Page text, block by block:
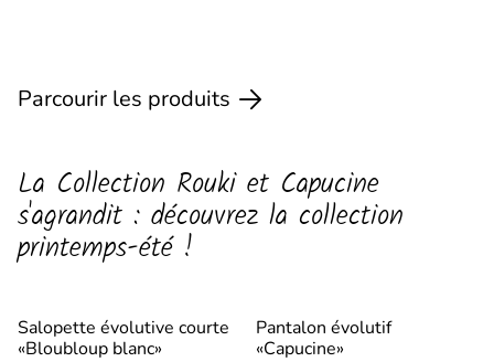
Parcourir les produits
La Collection Rouki et Capucine
s'agrandit : découvrez la collection
printemps-été !
Salopette évolutive courte
«Bloubloup blanc»
Pantalon évolutif
«Capucine»